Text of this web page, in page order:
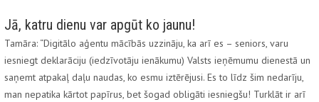
Jā, katru dienu var apgūt ko jaunu!
Tamāra: “Digitālo aģentu mācībās uzzināju, ka arī es – seniors, varu
iesniegt deklarāciju (iedzīvotāju ienākumu) Valsts ieņēmumu dienestā un
saņemt atpakaļ daļu naudas, ko esmu iztērējusi. Es to līdz šim nedarīju,
man nepatika kārtot papīrus, bet šogad obligāti iesniegšu! Turklāt ir arī